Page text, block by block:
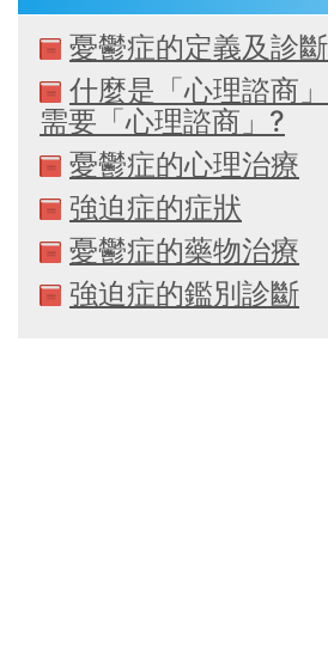
憂鬱症的定義及診
什麼是「心理諮商
需要「心理諮商」?
憂鬱症的心理治療
強迫症的症狀
憂鬱症的藥物治療
強迫症的鑑別診斷